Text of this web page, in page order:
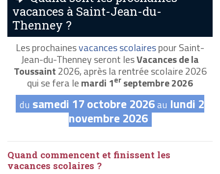
vacances à Saint-Jean-du-
Thenney ?
Les prochainesvacances scolairespour Saint-
Jean-du-Thenney seront lesVacances de la
Toussaint2026, après la rentrée scolaire 2026
qui se fera lemardi 1er septembre 2026
du samedi 17 octobre 2026au lundi 2
novembre 2026
Quand commencent et finissent les
vacances scolaires ?